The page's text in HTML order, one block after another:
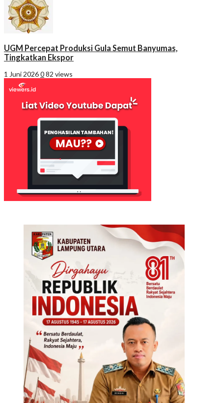
UGM Percepat Produksi Gula Semut Banyumas,
Tingkatkan Ekspor
1 Juni 2026082 views